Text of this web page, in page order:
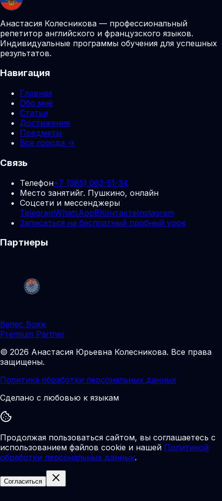
Анастасия Колесникова — профессиональный
репетитор английского и французского языков.
Индивидуальные программы обучения для успешных
результатов.
Навигация
Главная
Обо мне
Статьи
Достижения
Предметы
Все города →
Связь
Телефон+7 (985) 063-51-34
Место занятийг. Пушкино, онлайн
Соцсети и мессенджеры
TelegramWhatsAppВКонтактеInstagram
Записаться на бесплатный пробный урок
Партнеры
Велес Вояж
Premium Partner
© 2026 Анастасия Юрьевна Колесникова. Все права
защищены.
Политика обработки персональных данных
Сделано с любовью к языкам
Продолжая пользоваться сайтом, вы соглашаетесь с
использованием файлов cookie и нашей Политикой
обработки персональных данных.
Согласиться